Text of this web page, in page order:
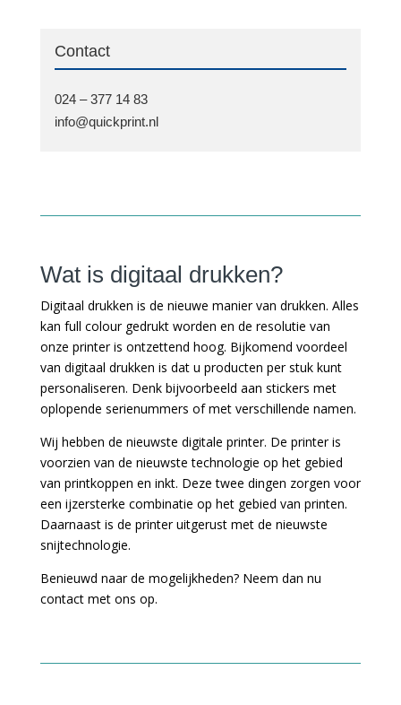
Contact
024 – 377 14 83
info@quickprint.nl
Wat is digitaal drukken?
Digitaal drukken is de nieuwe manier van drukken. Alles
kan full colour gedrukt worden en de resolutie van
onze printer is ontzettend hoog. Bijkomend voordeel
van digitaal drukken is dat u producten per stuk kunt
personaliseren. Denk bijvoorbeeld aan stickers met
oplopende serienummers of met verschillende namen.
Wij hebben de nieuwste digitale printer. De printer is
voorzien van de nieuwste technologie op het gebied
van printkoppen en inkt. Deze twee dingen zorgen voor
een ijzersterke combinatie op het gebied van printen.
Daarnaast is de printer uitgerust met de nieuwste
snijtechnologie.
Benieuwd naar de mogelijkheden? Neem dan nu
contact met ons op.